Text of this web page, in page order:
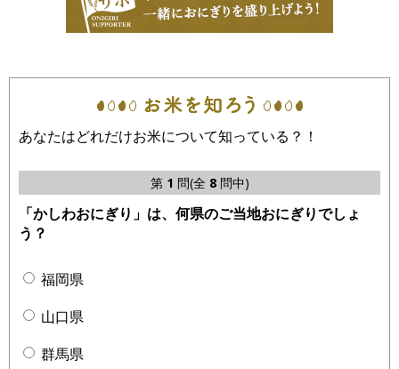
あなたはどれだけお米について知っている？！
第 1 問(全 8問中)
「かしわおにぎり」は、何県のご当地おにぎりでしょ
う？
福岡県
山口県
群馬県